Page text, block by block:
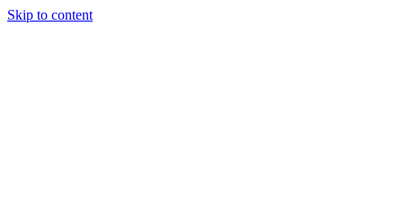
Skip to content